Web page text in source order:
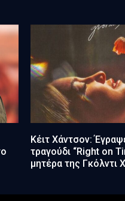
Κέιτ Χάντσον:
τραγούδι “Right on
μητέρα της Γκόλντι